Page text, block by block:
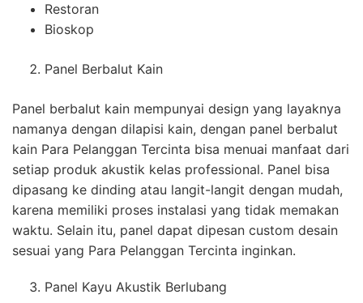
Restoran
Bioskop
Panel Berbalut Kain
Panel berbalut kain mempunyai design yang layaknya
namanya dengan dilapisi kain, dengan panel berbalut
kain Para Pelanggan Tercinta bisa menuai manfaat dari
setiap produk akustik kelas professional. Panel bisa
dipasang ke dinding atau langit-langit dengan mudah,
karena memiliki proses instalasi yang tidak memakan
waktu. Selain itu, panel dapat dipesan custom desain
sesuai yang Para Pelanggan Tercinta inginkan.
Panel Kayu Akustik Berlubang